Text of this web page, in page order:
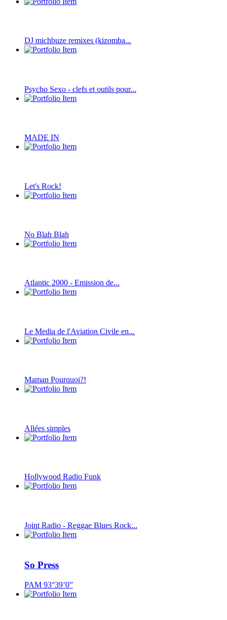
DJ michbuze remixes (kizomba...
Psycho Sexo - clefs et outils pour...
MADE IN
Let's Rock!
No Blah Blah
Atlantic 2000 - Emission de...
Le Media de l'Aviation Civile en...
Maman Pourquoi?!
Allées simples
Hollywood Radio Funk
Joint Radio - Reggae Blues Rock...
So Press
PAM 93°39’0”